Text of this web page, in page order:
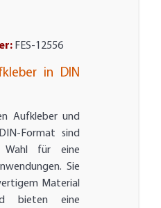
FES-12556
in DIN
Aufkleber und
Format sind
für eine
Sie
Material
bieten eine